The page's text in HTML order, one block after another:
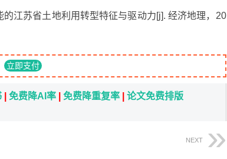
江苏省土地利用转型特征与驱动力[j]. 经济地理，20
立即支付
免费降AI率 免费降重复率 论文免费排版
NEXT